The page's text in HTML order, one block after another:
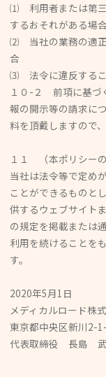
⑴ 利用者または第三
するおそれがある場合
⑵ 当社の業務の適正
合
⑶ 法令に違反する
１０-２ 前項に基づ
報の開示等の請求に
料を頂戴しますので
１１ （本ポリシーの
当社は法令等で定め
ことができるものと
供するウェブサイト
の規定を掲載または
利用を続けることを
す。
2020年5月1日
メディカルロード株
東京都中央区新川2-
代表取締役 長島 武